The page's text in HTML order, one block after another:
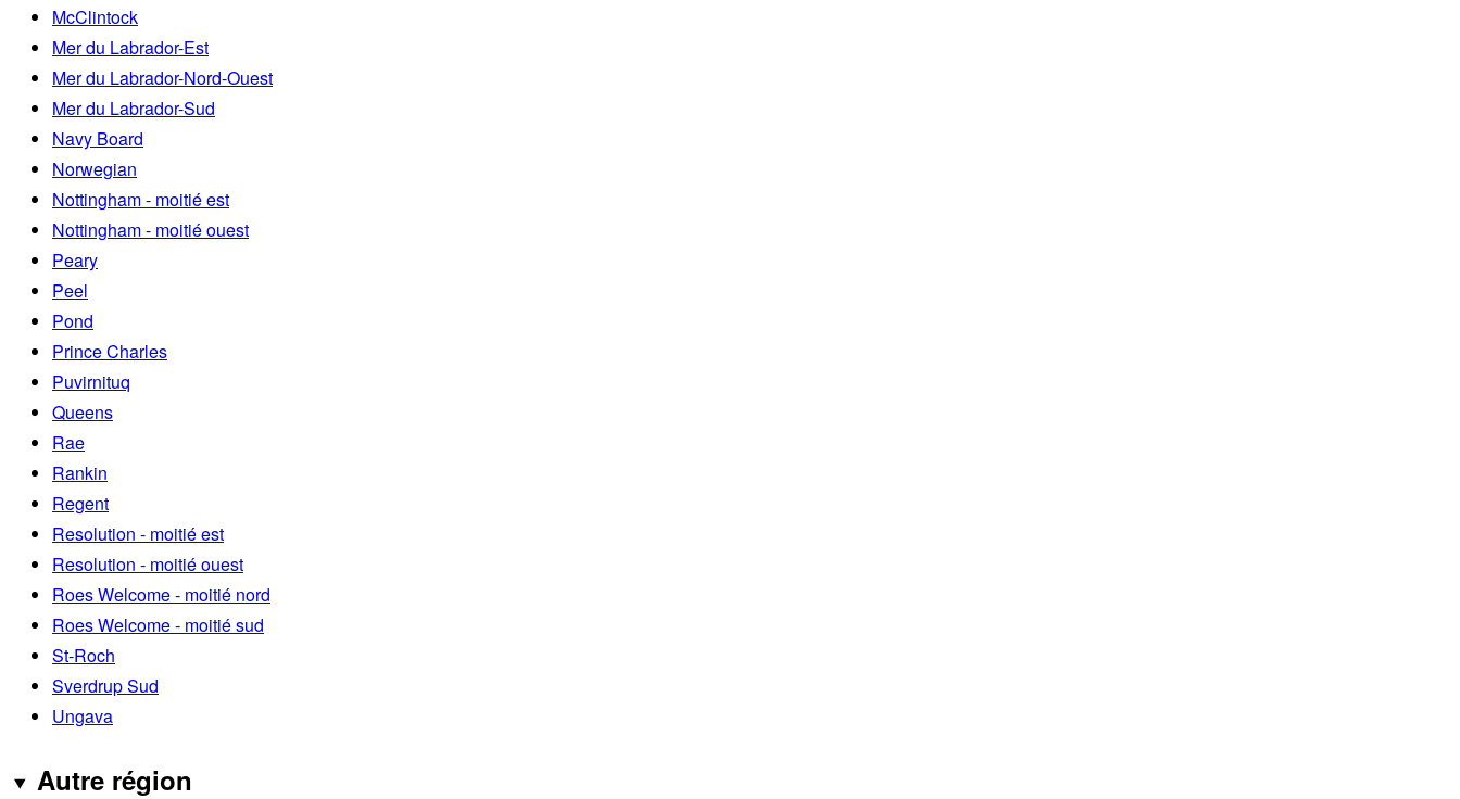
McClintock
Mer du Labrador-Est
Mer du Labrador-Nord-Ouest
Mer du Labrador-Sud
Navy Board
Norwegian
Nottingham - moitié est
Nottingham - moitié ouest
Peary
Peel
Pond
Prince Charles
Puvirnituq
Queens
Rae
Rankin
Regent
Resolution - moitié est
Resolution - moitié ouest
Roes Welcome - moitié nord
Roes Welcome - moitié sud
St-Roch
Sverdrup Sud
Ungava
Autre région